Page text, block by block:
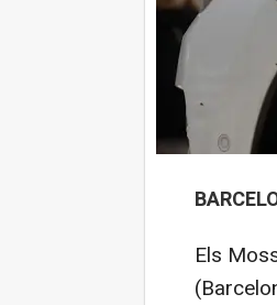
Els